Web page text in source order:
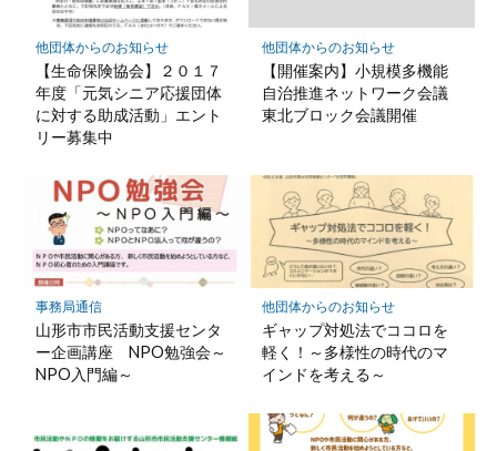
他団体からのお知らせ
【生命保険協会】２０１７
年度「元気シニア応援団体
に対する助成活動」エント
リー募集中
他団体からのお知らせ
【開催案内】小規模多機能
自治推進ネットワーク会議
東北ブロック会議開催
事務局通信
山形市市民活動支援センタ
ー企画講座 NPO勉強会～
NPO入門編～
他団体からのお知らせ
ギャップ対処法でココロを
軽く！～多様性の時代のマ
インドを考える～